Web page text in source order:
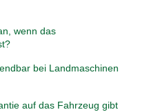
wenn das
bei Landmaschinen
auf das Fahrzeug gibt